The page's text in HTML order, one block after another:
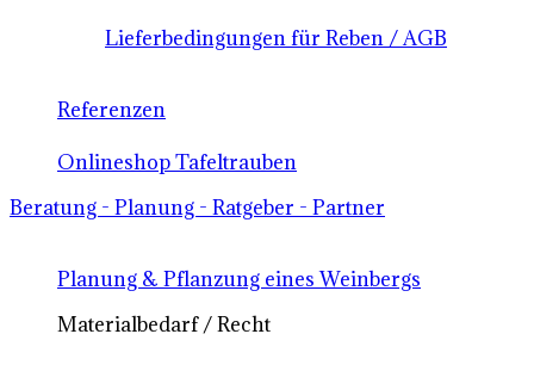
Lieferbedingungen für Reben / AGB
Referenzen
Onlineshop Tafeltrauben
Beratung - Planung - Ratgeber - Partner
Planung & Pflanzung eines Weinbergs
Materialbedarf / Recht